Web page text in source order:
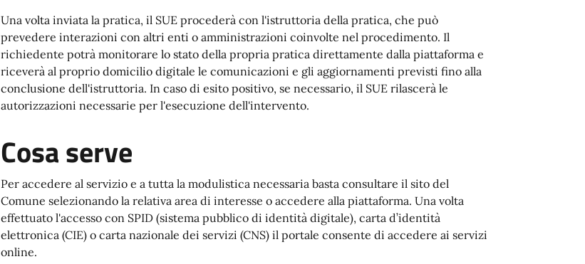
Una volta inviata la pratica, il SUE procederà con l'istruttoria della pratica, che può
prevedere interazioni con altri enti o amministrazioni coinvolte nel procedimento. Il
richiedente potrà monitorare lo stato della propria pratica direttamente dalla piattaforma e
riceverà al proprio domicilio digitale le comunicazioni e gli aggiornamenti previsti fino alla
conclusione dell'istruttoria. In caso di esito positivo, se necessario, il SUE rilascerà le
autorizzazioni necessarie per l'esecuzione dell'intervento.
Cosa serve
Per accedere al servizio e a tutta la modulistica necessaria basta consultare il sito del
Comune selezionando la relativa area di interesse o accedere alla piattaforma. Una volta
effettuato l'accesso con SPID (sistema pubblico di identità digitale), carta d’identità
elettronica (CIE) o carta nazionale dei servizi (CNS) il portale consente di accedere ai servizi
online.